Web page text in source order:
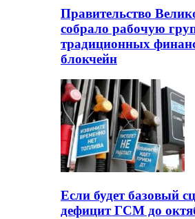
Правительство
собрало рабочую
традиционных
блокчейн
Если будет базовый
дефицит ГСМ до